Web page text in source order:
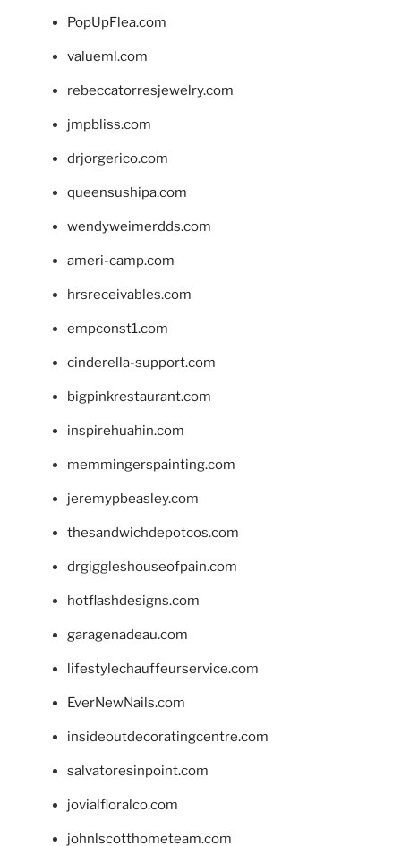
PopUpFlea.com
valueml.com
rebeccatorresjewelry.com
jmpbliss.com
drjorgerico.com
queensushipa.com
wendyweimerdds.com
ameri-camp.com
hrsreceivables.com
empconst1.com
cinderella-support.com
bigpinkrestaurant.com
inspirehuahin.com
memmingerspainting.com
jeremypbeasley.com
thesandwichdepotcos.com
drgiggleshouseofpain.com
hotflashdesigns.com
garagenadeau.com
lifestylechauffeurservice.com
EverNewNails.com
insideoutdecoratingcentre.com
salvatoresinpoint.com
jovialfloralco.com
johnlscotthometeam.com